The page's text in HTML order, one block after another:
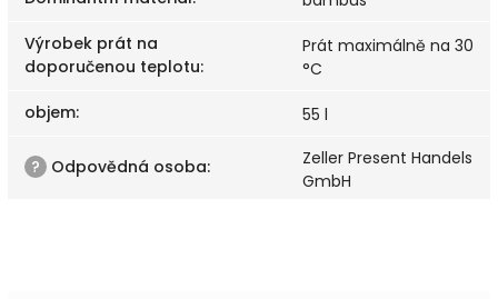
Výrobek prát na
doporučenou teplotu:
Prát maximálně na 30
°C
objem: 55 l
? Odpovědná osoba:
Zeller Present Handels
GmbH